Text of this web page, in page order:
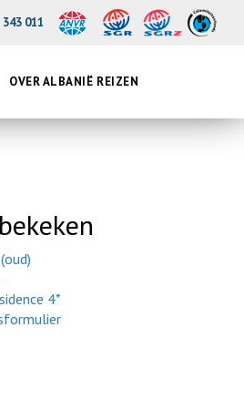
011
OVER ALBANIË REIZEN
4*